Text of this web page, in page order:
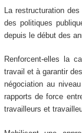
La restructuration
des politiques
depuis le début des
Renforcent-elles la
travail et à garantir
négociation au
rapports de force
travailleurs et